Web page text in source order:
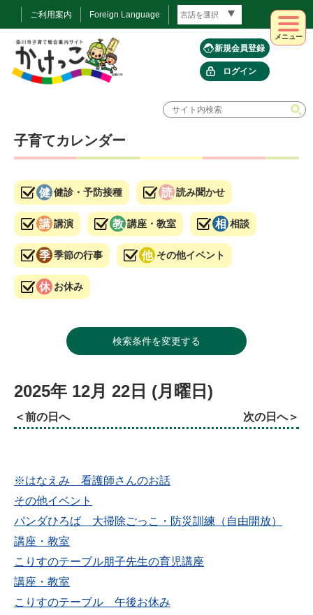
ご利用案内 Foreign Language
新規会員登録
ログイン
メニュー
子育てカレンダー
健診・予防接種 読み聞かせ
講演 講座・教室 相談
季節の行事 その他イベント
お休み
検索条件を変更する
2025年 12月 22日 (月 曜日 )
前の日へ 次の日へ
※はなえみ 看護師さんのお話
その他イベント
パンダひろば 大掃除ごっこ・防災訓練（自由開放）
講座・教室
こりすのテーブル朋子先生の育児講座
講座・教室
こりすのテーブル 午後お休み